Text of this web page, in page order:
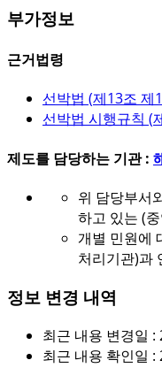
부가정보
근거법령
선박법 (제13조 제
선박법 시행규칙 (
제도를 담당하는 기관 :
위 담당부서
하고 있는 (
개별 민원에
처리기관)과
정보 변경 내역
최근 내용 변경일 :
최근 내용 확인일 :